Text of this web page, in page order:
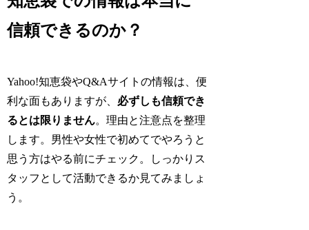
信頼できるのか？
Yahoo!知恵袋やQ&Aサイトの情報は、便
利な面もありますが、 必ずしも信頼でき
るとは限りません。理由と注意点を整理
します。男性や女性で初めてでやろうと
思う方はやる前にチェック。しっかりス
タッフとして活動できるか見てみましょ
う。